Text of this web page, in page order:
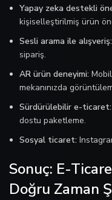
Yapay zeka destekli
kişiselleştirilmiş ürün
Sesli arama ile alışveriş:
sipariş.
AR ürün deneyimi:
mekanınızda
Sürdürülebilir e-ticaret:
dostu paketleme.
Sosyal ticaret:
Sonuç: E-
Doğru Zaman